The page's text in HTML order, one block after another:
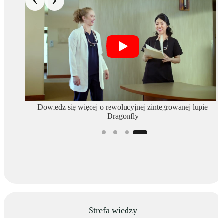
Dowiedz się więcej o rewolucyjnej zintegrowanej lupie
Dragonfly
Strefa wiedzy